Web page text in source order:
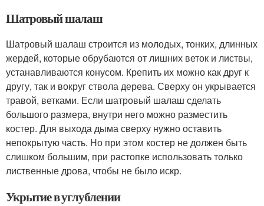
Шатровый шалаш
Шатровый шалаш строится из молодых, тонких, длинных
жердей, которые обрубаются от лишних веток и листвы,
устанавливаются конусом. Крепить их можно как друг к
другу, так и вокруг ствола дерева. Сверху он укрывается
травой, ветками. Если шатровый шалаш сделать
большого размера, внутри него можно разместить
костер. Для выхода дыма сверху нужно оставить
непокрытую часть. Но при этом костер не должен быть
слишком большим, при растопке использовать только
лиственные дрова, чтобы не было искр.
Укрытие в углублении